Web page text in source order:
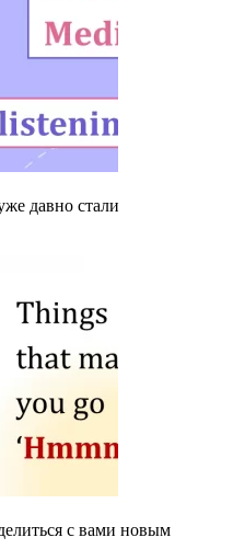
давно стали
с вами новым